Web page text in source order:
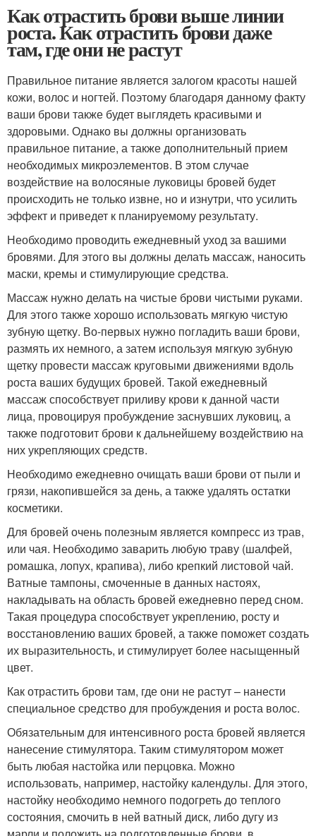
Как отрастить брови выше линии
роста. Как отрастить брови даже
там, где они не растут
Правильное питание является залогом красоты нашей
кожи, волос и ногтей. Поэтому благодаря данному факту
ваши брови также будет выглядеть красивыми и
здоровыми. Однако вы должны организовать
правильное питание, а также дополнительный прием
необходимых микроэлементов. В этом случае
воздействие на волосяные луковицы бровей будет
происходить не только извне, но и изнутри, что усилить
эффект и приведет к планируемому результату.
Необходимо проводить ежедневный уход за вашими
бровями. Для этого вы должны делать массаж, наносить
маски, кремы и стимулирующие средства.
Массаж нужно делать на чистые брови чистыми руками.
Для этого также хорошо использовать мягкую чистую
зубную щетку. Во-первых нужно погладить ваши брови,
размять их немного, а затем используя мягкую зубную
щетку провести массаж круговыми движениями вдоль
роста ваших будущих бровей. Такой ежедневный
массаж способствует приливу крови к данной части
лица, провоцируя пробуждение заснувших луковиц, а
также подготовит брови к дальнейшему воздействию на
них укрепляющих средств.
Необходимо ежедневно очищать ваши брови от пыли и
грязи, накопившейся за день, а также удалять остатки
косметики.
Для бровей очень полезным является компресс из трав,
или чая. Необходимо заварить любую траву (шалфей,
ромашка, лопух, крапива), либо крепкий листовой чай.
Ватные тампоны, смоченные в данных настоях,
накладывать на область бровей ежедневно перед сном.
Такая процедура способствует укреплению, росту и
восстановлению ваших бровей, а также поможет создать
их выразительность, и стимулирует более насыщенный
цвет.
Как отрастить брови там, где они не растут – нанести
специальное средство для пробуждения и роста волос.
Обязательным для интенсивного роста бровей является
нанесение стимулятора. Таким стимулятором может
быть любая настойка или перцовка. Можно
использовать, например, настойку календулы. Для этого,
настойку необходимо немного подогреть до теплого
состояния, смочить в ней ватный диск, либо дугу из